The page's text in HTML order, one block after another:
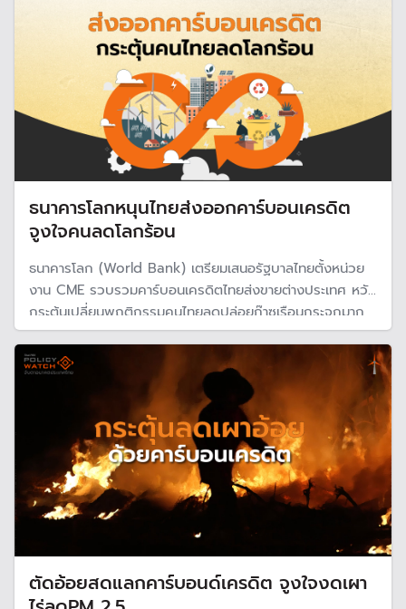
ธนาคารโลกหนุนไทยส่งออกคาร์บอนเครดิต
จูงใจคนลดโลกร้อน
ธนาคารโลก (World Bank) เตรียมเสนอรัฐบาลไทยตั้งหน่วย
งาน CME รวบรวมคาร์บอนเครดิตไทยส่งขายต่างประเทศ หวัง
กระตุ้นเปลี่ยนพฤติกรรมคนไทยลดปล่อยก๊าซเรือนกระจกมาก
ขึ้น และบรรลุเป้าหมาย Net Zero ไวขึ้น
ตัดอ้อยสดแลกคาร์บอนด์เครดิต จูงใจงดเผา